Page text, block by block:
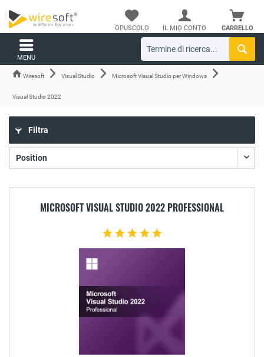
CARRELLO
OPUSCOLO IL MIO CONTO
MENU
Wiresoft Visual Studio Microsoft Visual Studio per Windows
Visual Studio 2022
Filtra
MICROSOFT VISUAL STUDIO 2022 PROFESSIONAL